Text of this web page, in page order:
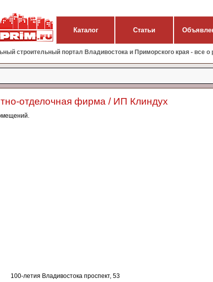
Каталог Статьи
строительный портал Владивостока и Приморского края - все о
отделочная фирма / ИП Клиндух
100-летия Владивостока проспект, 53